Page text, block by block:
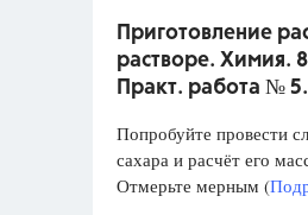
Приготовление
растворе. Химия.
Практ. работа № 5.
Попробуйте провести
сахара и расчёт его
Отмерьте мерным (